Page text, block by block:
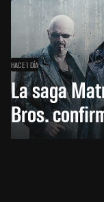
HACE 1 DÍA
La saga
Bros.